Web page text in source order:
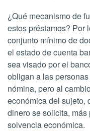
¿Qué mecanismo de
estos préstamos? Por
conjunto mínimo de
el estado de cuenta
sea visado por el
obligan a las
nómina, pero al
económica del sujeto,
dinero se solicita,
solvencia económica.